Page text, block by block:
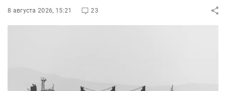
8 августа 2026, 15:21 23